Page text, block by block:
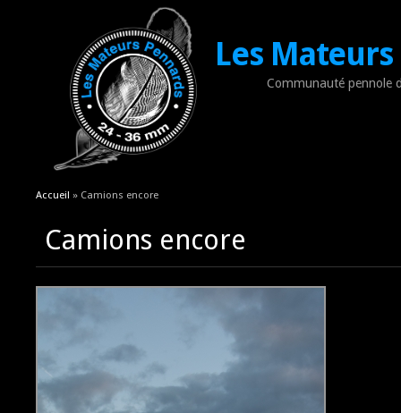
Les
Communauté pennole
Vous êtes ici
Accueil » Camions encore
Camions encore